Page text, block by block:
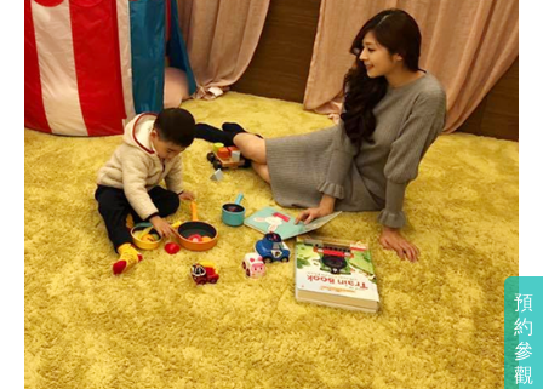
產
後
護
理
之
家
#
大
預
約
參
觀